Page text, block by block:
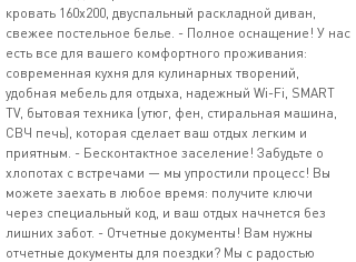
кровать 160х200, двуспальный раскладной диван,
свежее постельное белье. - Полное оснащение! У нас
есть все для вашего комфортного проживания:
современная кухня для кулинарных творений,
удобная мебель для отдыха, надежный Wi-Fi, SМАRТ
ТV, бытовая техника (утюг, фен, стиральная машина,
СВЧ печь), которая сделает ваш отдых легким и
приятным. - Бесконтактное заселение! Забудьте о
хлопотах с встречами — мы упростили процесс! Вы
можете заехать в любое время: получите ключи
через специальный код, и ваш отдых начнется без
лишних забот. - Отчетные документы! Вам нужны
отчетные документы для поездки? Мы с радостью